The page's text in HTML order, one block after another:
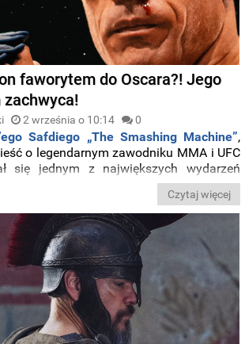
faworytem do Oscara?! Jego
2 września o 10:14 0
Safdiego „The Smashing Machine”,
o legendarnym zawodniku MMA i UFC
się jednym z największych wydarzeń
Filmowego w Wenecji.Produkcjaz
otrzymała 15-minutową
w prestiżowej sali Sala Grande. Na
reżyser, obsada – Johnson i
Kerr, który wzruszony oglądał historię
z publicznością. Krytycy są zgodni — to
rola w karierze The Rocka. Film
Kerra – od największych sukcesów w
upadek związany z uzależnieniem od
, aż po próby odzyskania kontroli nad
Czytaj więcej